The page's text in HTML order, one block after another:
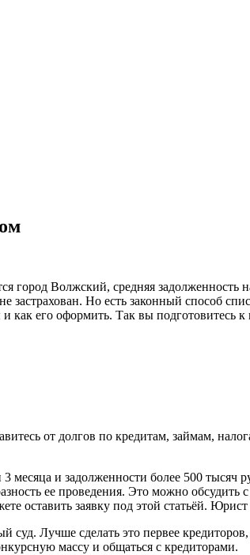
город Волжский, средняя задолженность
застрахован. Но есть законный способ
как его оформить. Так вы подготовитесь
от долгов по кредитам, займам,
месяца и задолженности более 500 тысяч
ее проведения. Это можно
оставить заявку под этой статьёй.
суд. Лучше сделать это первее
массу и общаться с кредиторами.